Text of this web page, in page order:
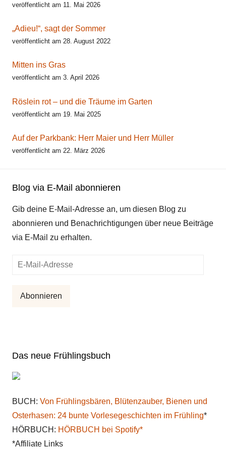
veröffentlicht am 11. Mai 2026
„Adieu!“, sagt der Sommer
veröffentlicht am 28. August 2022
Mitten ins Gras
veröffentlicht am 3. April 2026
Röslein rot – und die Träume im Garten
veröffentlicht am 19. Mai 2025
Auf der Parkbank: Herr Maier und Herr Müller
veröffentlicht am 22. März 2026
Blog via E-Mail abonnieren
Gib deine E-Mail-Adresse an, um diesen Blog zu
abonnieren und Benachrichtigungen über neue Beiträge
via E-Mail zu erhalten.
E-
Abonnieren
Das neue Frühlingsbuch
BUCH: Von Frühlingsbären, Blütenzauber, Bienen und
Osterhasen: 24 bunte Vorlesegeschichten im Frühling*
HÖRBUCH: HÖRBUCH bei Spotify*
*Affiliate Links